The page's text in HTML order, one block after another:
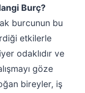
Burç?
burcunun bu
etkilerle
odaklıdır ve
göze
bireyler, iş